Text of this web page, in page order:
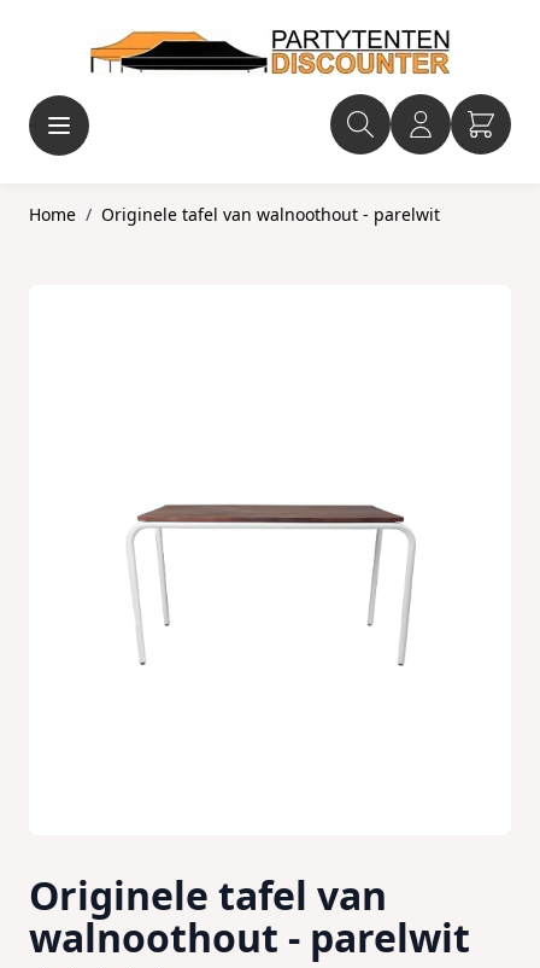
Home / Originele tafel van walnoothout - parelwit
Originele tafel van
walnoothout - parelwit